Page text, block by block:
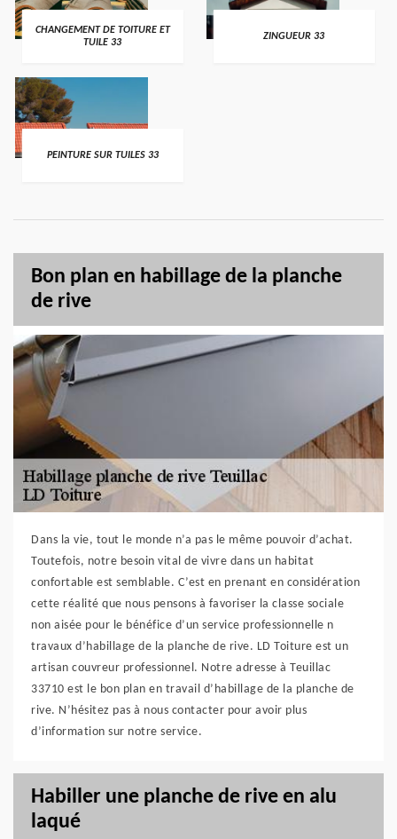
CHANGEMENT DE TOITURE ET
TUILE 33
ZINGUEUR 33
PEINTURE SUR TUILES 33
Bon plan en habillage de la planche
de rive
Dans la vie, tout le monde n’a pas le même pouvoir d’achat.
Toutefois, notre besoin vital de vivre dans un habitat
confortable est semblable. C’est en prenant en considération
cette réalité que nous pensons à favoriser la classe sociale
non aisée pour le bénéfice d’un service professionnelle n
travaux d’habillage de la planche de rive. LD Toiture est un
artisan couvreur professionnel. Notre adresse à Teuillac
33710 est le bon plan en travail d’habillage de la planche de
rive. N’hésitez pas à nous contacter pour avoir plus
d’information sur notre service.
Habiller une planche de rive en alu
laqué